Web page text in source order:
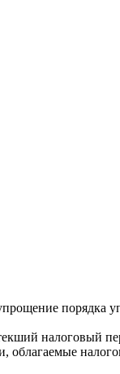
порядка
налоговый